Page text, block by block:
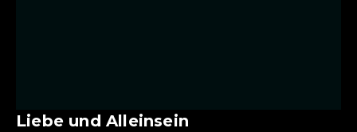
Liebe und Alleinsein